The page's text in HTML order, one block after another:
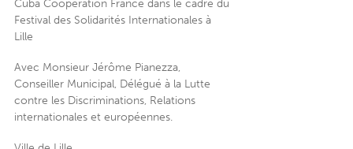
Cuba Coopération France dans le cadre du
Festival des Solidarités Internationales à
Lille
Avec Monsieur Jérôme Pianezza,
Conseiller Municipal, Délégué à la Lutte
contre les Discriminations, Relations
internationales et européennes.